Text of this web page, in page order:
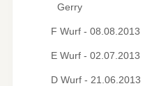
Gerry
F Wurf - 08.08.2013
E Wurf - 02.07.2013
D Wurf - 21.06.2013